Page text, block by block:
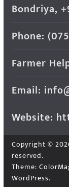
Bondriya,
Phone:
Farmer
Email:
Website:
Copyright ©
reserved.
Theme:
WordPress.